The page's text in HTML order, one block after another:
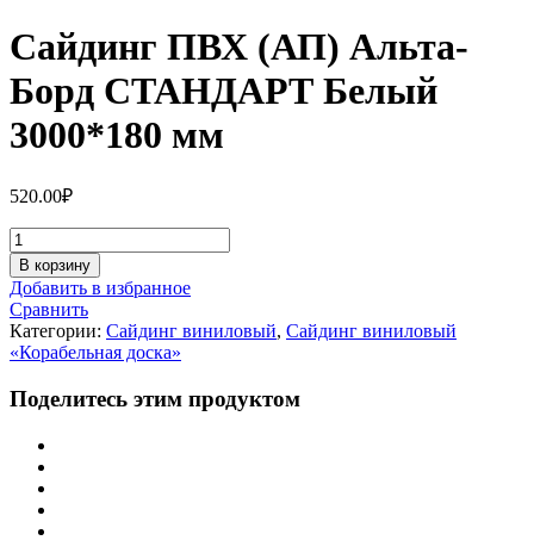
Сайдинг ПВХ (АП) Альта-
Борд СТАНДАРТ Белый
3000*180 мм
520.00₽
Количество
Сайдинг
ПВХ
(АП)
Альта-
Борд
СТАНДАРТ
Белый
3000*180
В корзину
Добавить в избранное
Сравнить
Категории: Сайдинг виниловый, Сайдинг виниловый
«Корабельная доска»
Поделитесь этим продуктом